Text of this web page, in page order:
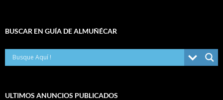
BUSCAR EN GUÍA DE ALMUÑÉCAR
ULTIMOS ANUNCIOS PUBLICADOS